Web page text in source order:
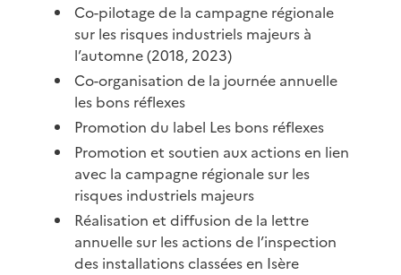
Co-pilotage de la campagne régionale
sur les risques industriels majeurs à
l’automne (2018, 2023)
Co-organisation de la journée annuelle
les bons réflexes
Promotion du label Les bons réflexes
Promotion et soutien aux actions en lien
avec la campagne régionale sur les
risques industriels majeurs
Réalisation et diffusion de la lettre
annuelle sur les actions de l’inspection
des installations classées en Isère